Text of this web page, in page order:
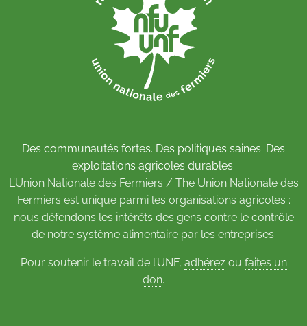
Des communautés fortes. Des politiques saines. Des
exploitations agricoles durables.
L’Union Nationale des Fermiers / The Union Nationale des
Fermiers est unique parmi les organisations agricoles :
nous défendons les intérêts des gens contre le contrôle
de notre système alimentaire par les entreprises.
Pour soutenir le travail de l’UNF, adhérezou faites un
don.